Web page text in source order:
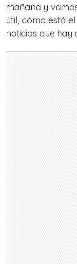
mañana y
útil, cómo está
noticias que hay